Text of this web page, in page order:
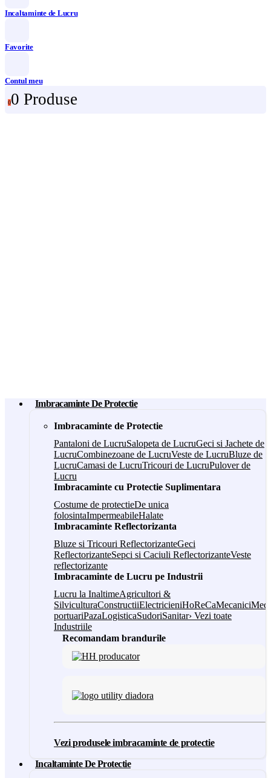
Incaltaminte de Lucru
Favorite
Contul meu
00 Produse
Imbracaminte De Protectie
Imbracaminte de Protectie
Pantaloni de LucruSalopeta de LucruGeci si Jachete de
LucruCombinezoane de LucruVeste de LucruBluze de
LucruCamasi de LucruTricouri de LucruPulover de
Lucru
Imbracaminte cu Protectie Suplimentara
Costume de protectieDe unica
folosintaImpermeabileHalate
Imbracaminte Reflectorizanta
Bluze si Tricouri ReflectorizanteGeci
ReflectorizanteSepci si Caciuli ReflectorizanteVeste
reflectorizante
Imbracaminte de Lucru pe Industrii
Lucru la InaltimeAgricultori &
SilviculturaConstructiiElectricieniHoReCaMecanici
portuariPazaLogisticaSudoriSanitar› Vezi toate
Industriile
Recomandam brandurile
Vezi produsele imbracaminte de protectie
Incaltaminte De Protectie